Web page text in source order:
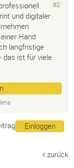
#2
und digitaler
Hand
langfristige
das ist für viele
Einloggen
zurück